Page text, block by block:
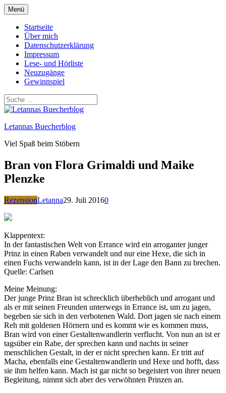
Zum
Inhalt
springen
Menü
Startseite
Über mich
Datenschutzerklärung
Impressum
Lese- und Hörliste
Neuzugänge
Gewinnspiel
Letannas Buecherblog
Viel Spaß beim Stöbern
Bran von Flora Grimaldi und Maike
Plenzke
RezensionLetanna29. Juli 20160
Klappentext:
In der fantastischen Welt von Errance wird ein arroganter junger
Prinz in einen Raben verwandelt und nur eine Hexe, die sich in
einen Fuchs verwandeln kann, ist in der Lage den Bann zu brechen.
Quelle: Carlsen
Meine Meinung:
Der junge Prinz Bran ist schrecklich überheblich und arrogant und
als er mit seinen Freunden unterwegs in Errance ist, um zu jagen,
begeben sie sich in den verbotenen Wald. Dort jagen sie nach einem
Reh mit goldenen Hörnern und es kommt wie es kommen muss,
Bran wird von einer Gestaltenwandlerin verflucht. Von nun an ist er
tagsüber ein Rabe, der sprechen kann und nachts in seiner
menschlichen Gestalt, in der er nicht sprechen kann. Er tritt auf
Macha, ebenfalls eine Gestaltenwandlerin und Hexe und hofft, dass
sie ihm helfen kann. Mach ist gar nicht so begeistert von ihrer neuen
Begleitung, nimmt sich aber des verwöhnten Prinzen an.